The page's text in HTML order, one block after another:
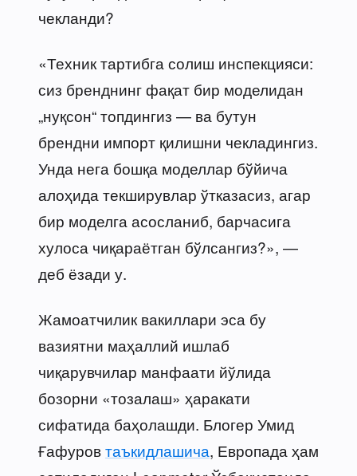
чекланди?
«Техник тартибга солиш инспекцияси:
сиз бренднинг фақат бир моделидан
„нуқсон“ топдингиз — ва бутун
брендни импорт қилишни чекладингиз.
Унда нега бошқа моделлар бўйича
алоҳида текширувлар ўтказасиз, агар
бир моделга асосланиб, барчасига
хулоса чиқараётган бўлсангиз?», —
деб ёзади у.
Жамоатчилик вакиллари эса бу
вазиятни маҳаллий ишлаб
чиқарувчилар манфаати йўлида
бозорни «тозалаш» ҳаракати
сифатида баҳолашди. Блогер Умид
Ғафуровтаъкидлашича, Европада ҳам